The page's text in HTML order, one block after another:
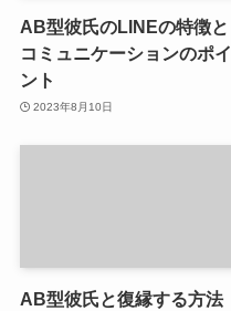
AB型彼氏のLINEの特徴と
コミュニケーションのポイ
ント
2023年8月10日
AB型彼氏と復縁する方法